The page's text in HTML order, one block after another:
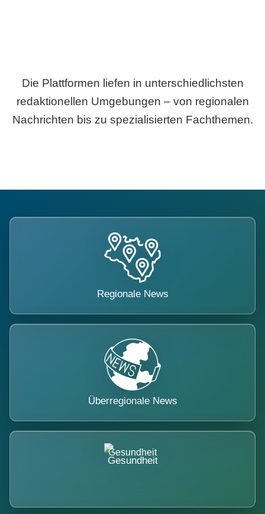
Die Plattformen liefen in unterschiedlichsten
redaktionellen Umgebungen – von regionalen
Nachrichten bis zu spezialisierten Fachthemen.
Regionale News
Überregionale News
Gesundheit